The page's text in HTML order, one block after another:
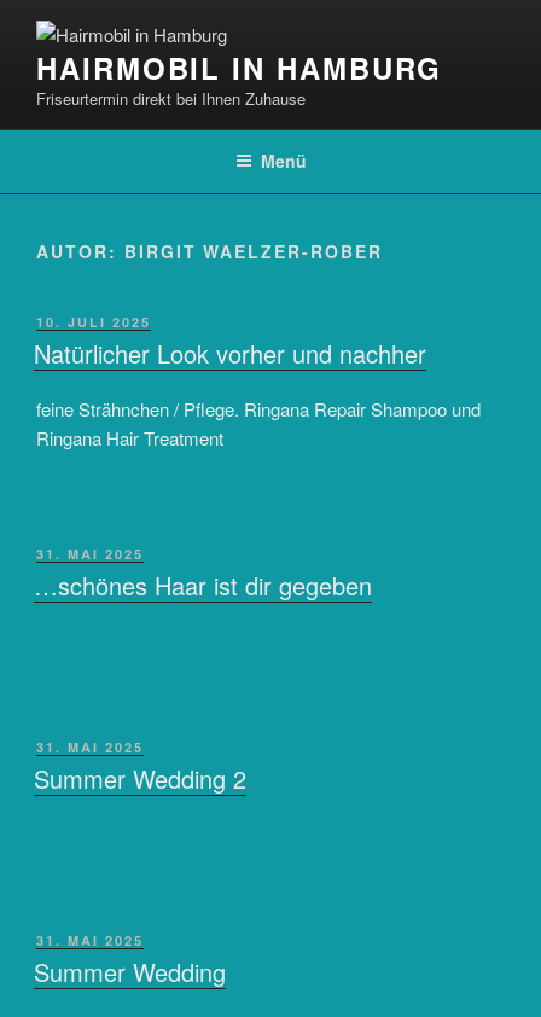
Inhalt
springenHAIRMOBIL IN HAMBURG
Friseurtermin direkt bei Ihnen Zuhause
Menü
AUTOR: BIRGIT WAELZER-ROBER
VERÖFFENTLICHT
AM
10. JULI 2025
Natürlicher Look vorher und nachher
feine Strähnchen / Pflege. Ringana Repair Shampoo und
Ringana Hair Treatment
VERÖFFENTLICHT
31. MAI 2025
…schönes Haar ist dir gegeben
VERÖFFENTLICHT
AM
31. MAI 2025
Summer Wedding 2
VERÖFFENTLICHT
AM
31. MAI 2025
Summer Wedding